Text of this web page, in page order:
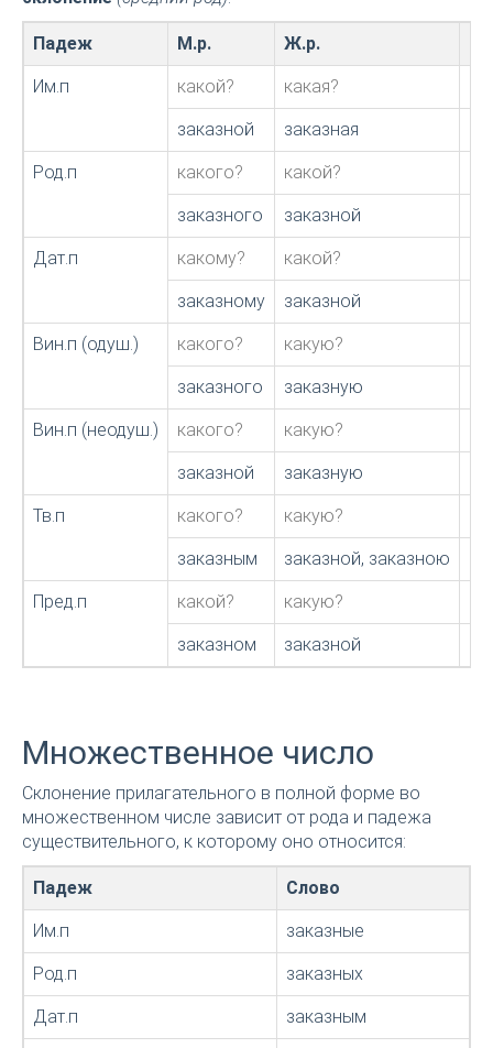
Падеж М.р. Ж.р.
Им.п какой? какая?
заказной заказная
Род.п какого? какой?
заказного заказной
Дат.п какому? какой?
заказному заказной
Вин.п (одуш.) какого? какую?
заказного заказную
Вин.п (неодуш.) какого? какую?
заказной заказную
Тв.п какого? какую?
заказным заказной, заказною
Пред.п какой? какую?
заказном заказной
Множественное число
Склонение прилагательного в полной форме во
множественном числе зависит от рода и падежа
существительного, к которому оно относится:
Падеж Слово
Им.п заказные
Род.п заказных
Дат.п заказным